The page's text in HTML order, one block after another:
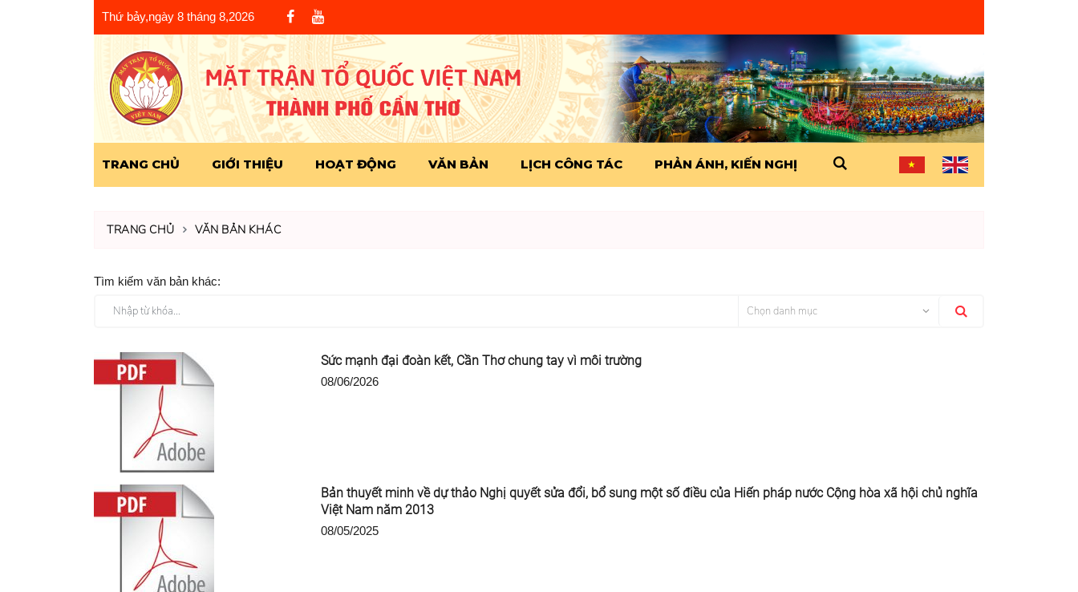
Thứ bảy,ngày 8 tháng 8,2026
TRANG CHỦ GIỚI THIỆU HOẠT ĐỘNG VĂN BẢN LỊCH CÔNG TÁC PHẢN ÁNH, KIẾN NGHỊ
TRANG CHỦ VĂN BẢN KHÁC
Tìm kiếm văn bản khác:
Sức mạnh đại đoàn kết, Cần Thơ chung tay vì môi trường
08/06/2026
Bản thuyết minh về dự thảo Nghị quyết sửa đổi, bổ sung một số điều của Hiến pháp nước Cộng hòa xã hội chủ nghĩa
Việt Nam năm 2013
08/05/2025